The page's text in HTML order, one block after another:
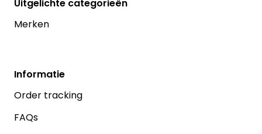
Uitgelichte categorieën
Merken
Informatie
Order tracking
FAQs